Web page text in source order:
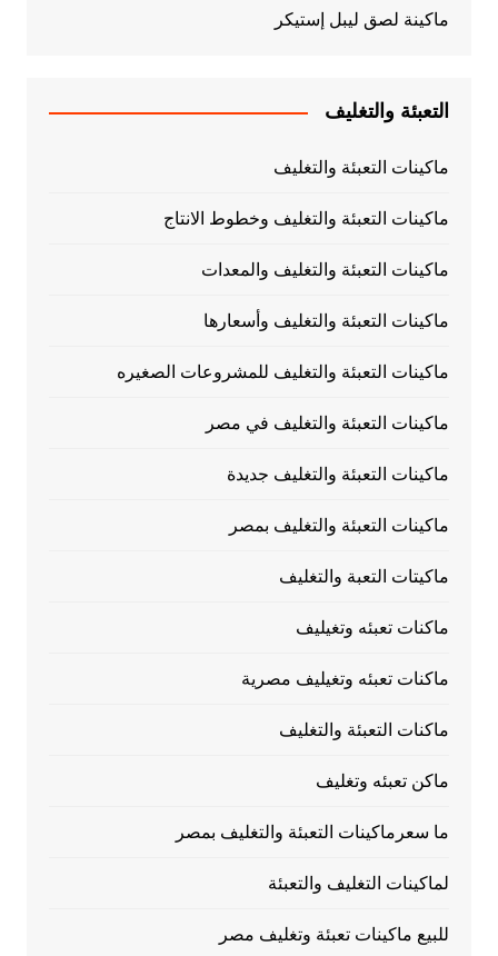
ماكينة لصق ليبل إستيكر
التعبئة والتغليف
ماكينات التعبئة والتغليف
ماكينات التعبئة والتغليف وخطوط الانتاج
ماكينات التعبئة والتغليف والمعدات
ماكينات التعبئة والتغليف وأسعارها
ماكينات التعبئة والتغليف للمشروعات الصغيره
ماكينات التعبئة والتغليف في مصر
ماكينات التعبئة والتغليف جديدة
ماكينات التعبئة والتغليف بمصر
ماكيتات التعبة والتغليف
ماكنات تعبئه وتغيليف
ماكنات تعبئه وتغيليف مصرية
ماكنات التعبئة والتغليف
ماكن تعبئه وتغليف
ما سعرماكينات التعبئة والتغليف بمصر
لماكينات التغليف والتعبئة
للبيع ماكينات تعبئة وتغليف مصر